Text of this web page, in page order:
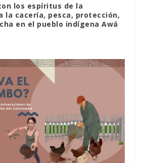
los espíritus de la
la cacería, pesca, protección,
en el pueblo indígena Awá